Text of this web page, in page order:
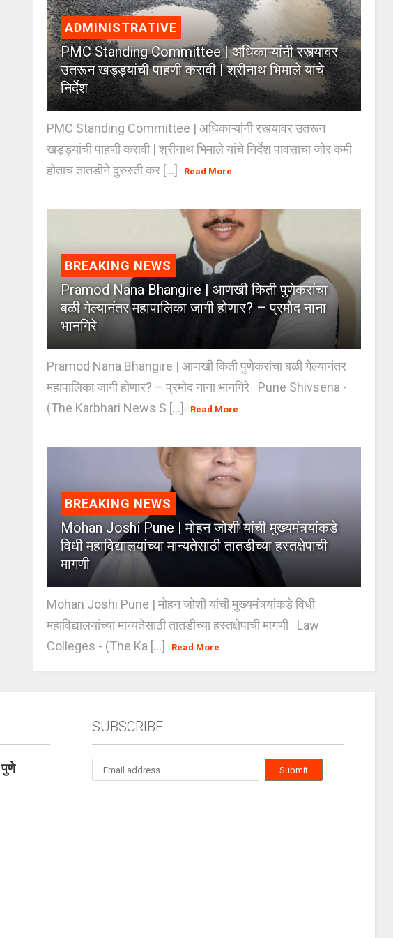
ADMINISTRATIVE
PMC Standing Committee | अधिकाऱ्यांनी रस्त्यावर
उतरून खड्ड्यांची पाहणी करावी | श्रीनाथ भिमाले यांचे
निर्देश
PMC Standing Committee | अधिकाऱ्यांनी रस्त्यावर उतरून
खड्ड्यांची पाहणी करावी | श्रीनाथ भिमाले यांचे निर्देश पावसाचा जोर कमी
होताच तातडीने दुरुस्ती कर [...]
Read More
BREAKING NEWS
Pramod Nana Bhangire | आणखी किती पुणेकरांचा
बळी गेल्यानंतर महापालिका जागी होणार? – प्रमोद नाना
भानगिरे
Pramod Nana Bhangire | आणखी किती पुणेकरांचा बळी गेल्यानंतर
महापालिका जागी होणार? – प्रमोद नाना भानगिरे Pune Shivsena -
(The Karbhari News S [...]
Read More
BREAKING NEWS
Mohan Joshi Pune | मोहन जोशी यांची मुख्यमंत्र्यांकडे
विधी महाविद्यालयांच्या मान्यतेसाठी तातडीच्या हस्तक्षेपाची
मागणी
Mohan Joshi Pune | मोहन जोशी यांची मुख्यमंत्र्यांकडे विधी
महाविद्यालयांच्या मान्यतेसाठी तातडीच्या हस्तक्षेपाची मागणी Law
Colleges - (The Ka [...]
Read More
पुणे
SUBSCRIBE